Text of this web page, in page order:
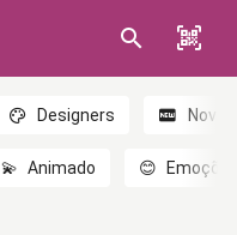
Designers Novo
💫 Animado 😊